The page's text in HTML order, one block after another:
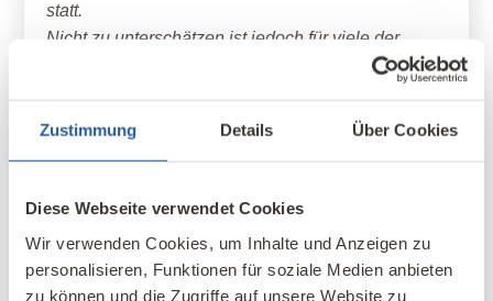
Zustimmung Details Über Cookies
Diese Webseite verwendet Cookies
Wir verwenden Cookies, um Inhalte und Anzeigen zu
personalisieren, Funktionen für soziale Medien anbieten
zu können und die Zugriffe auf unsere Website zu
statt.
Nicht zu unterschätzen ist jedoch für viele der
emotionale Faktor beim Wissen um “Schadstoffe”
Aussagen individuell eine kategorische
aber stets primär “Emissionen” von vielen
Produkten, die auch im verbauten Zustand